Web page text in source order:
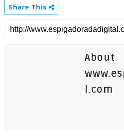
Share This
About
l.com